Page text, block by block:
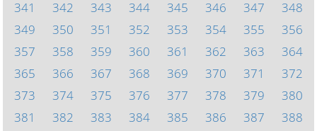
341
342 343 344 345 346 347
348
349
350 351 352 353 354 355
356
357
358 359 360 361 362 363
364
365
366 367 368 369 370 371
372
373
374 375 376 377 378 379
380
381
382 383 384 385 386 387 388